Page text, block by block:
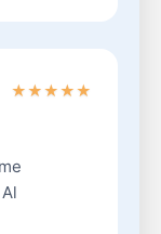
★★★★★